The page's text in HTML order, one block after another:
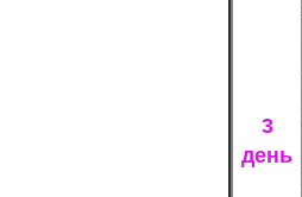
3
день